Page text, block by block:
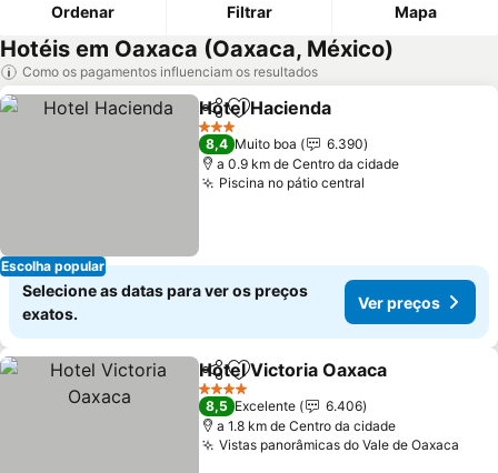
Ordenar Filtrar Mapa
Hotéis em Oaxaca (Oaxaca, México)
Como os pagamentos influenciam os resultados
Escolha popular
PartilharAdicionar aos favoritos
Hotel Hacienda
3 Estrelas
8,4 Muito boa
6.390
a 0.9 km de Centro da cidade
Piscina no pátio central
Selecione as datas para ver os preços
exatos.
Ver preços
PartilharAdicionar aos favoritos
Hotel Victoria Oaxaca
4 Estrelas
8,5 Excelente
6.406
a 1.8 km de Centro da cidade
Vistas panorâmicas do Vale de Oaxaca